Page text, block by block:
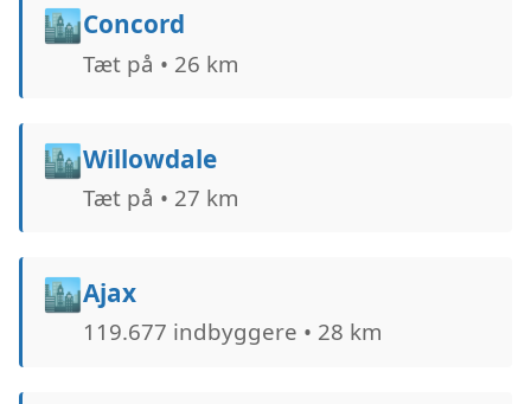
🏙️Concord
Tæt på • 26 km
🏙️Willowdale
Tæt på • 27 km
🏙️Ajax
119.677 indbyggere • 28 km